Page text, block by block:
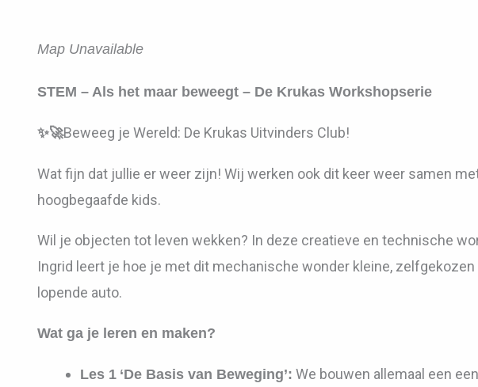
Map Unavailable
STEM – Als het maar beweegt – De Krukas Workshopserie
✨🚀Beweeg je Wereld: De Krukas Uitvinders Club!
Wat fijn dat jullie er weer zijn! Wij werken ook dit keer weer samen
hoogbegaafde kids.
Wil je objecten tot leven wekken? In deze creatieve en technische
Ingrid leert je hoe je met dit mechanische wonder kleine,
lopende auto.
Wat ga je leren en maken?
Les 1 ‘De Basis van Beweging’: We bouwen allemaal een